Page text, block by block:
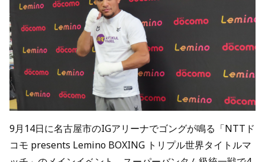
9月14日に名古屋市のIGアリーナでゴングが鳴る「NTTド
コモ presents Lemino BOXING トリプル世界タイトルマ